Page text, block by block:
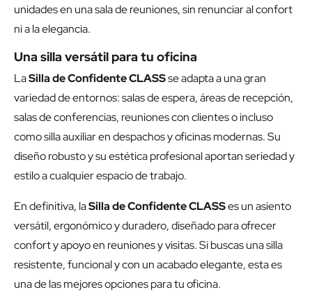
unidades en una sala de reuniones, sin renunciar al confort
ni a la elegancia.
Una silla versátil para tu oficina
LaSilla de Confidente CLASSse adapta a una gran
variedad de entornos: salas de espera, áreas de recepción,
salas de conferencias, reuniones con clientes o incluso
como silla auxiliar en despachos y oficinas modernas. Su
diseño robusto y su estética profesional aportan seriedad y
estilo a cualquier espacio de trabajo.
En definitiva, laSilla de Confidente CLASSes un asiento
versátil, ergonómico y duradero, diseñado para ofrecer
confort y apoyo en reuniones y visitas. Si buscas una silla
resistente, funcional y con un acabado elegante, esta es
una de las mejores opciones para tu oficina.